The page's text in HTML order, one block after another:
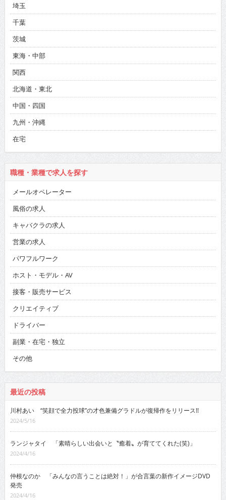
埼玉
千葉
茨城
東海・中部
関西
北海道・東北
中国・四国
九州・沖縄
在宅
職種・業種で求人を探す
メールオペレーター
風俗の求人
キャバクラの求人
営業の求人
パワフルワーク
ホスト・モデル・AV
接客・販売サービス
クリエイティブ
ドライバー
副業・在宅・独立
その他
最近の投稿
川村あい “笑顔で全力投球”の才色兼備グラドルが復帰作をリリース!!
2024/5/16
ランジャタイ 「素晴らしい出会いと〝癒着〟が育ててくれた(笑)」
2024/4/16
仲根なのか 「みんなの言うことは絶対！」が合言葉の新作イメージDVD
発売
2024/4/16